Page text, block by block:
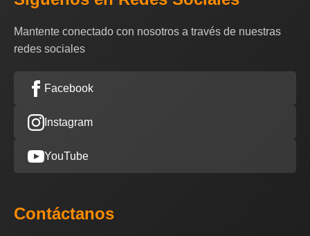
Mantente conectado con nosotros a través de nuestras
redes sociales
Facebook
Instagram
YouTube
Contáctanos